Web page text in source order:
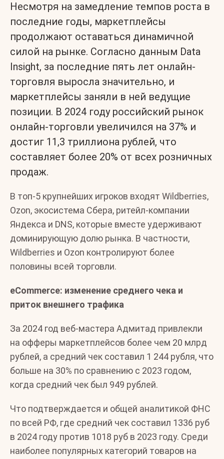
Несмотря на замедление темпов роста в
последние годы, маркетплейсы
продолжают оставаться динамичной
силой на рынке. Согласно данным Data
Insight, за последние пять лет онлайн-
торговля выросла значительно, и
маркетплейсы заняли в ней ведущие
позиции. В 2024 году российский рынок
онлайн-торговли увеличился на 37% и
достиг 11,3 триллиона рублей, что
составляет более 20% от всех розничных
продаж.
В топ-5 крупнейших игроков входят Wildberries,
Ozon, экосистема Сбера, ритейл-компании
Яндекса и DNS, которые вместе удерживают
доминирующую долю рынка. В частности,
Wildberries и Ozon контролируют более
половины всей торговли.
eCommerce: изменение среднего чека и
приток внешнего трафика
За 2024 год веб-мастера Адмитад привлекли
на офферы маркетплейсов более чем 20 млрд
рублей, а средний чек составил 1 244 рубля, что
больше на 30% по сравнению с 2023 годом,
когда средний чек был 949 рублей.
Что подтверждается и общей аналитикой ФНС
по всей РФ, где средний чек составил 1336 руб
в 2024 году против 1018 руб в 2023 году. Среди
наиболее популярных категорий товаров на